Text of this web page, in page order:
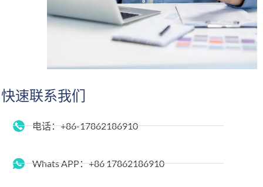
快速联系我们
电话：+86-17862186910
Whats APP：+86 17862186910